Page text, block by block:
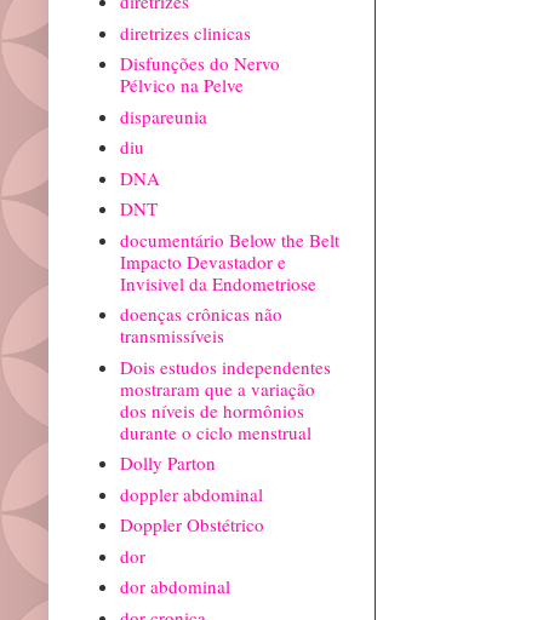
diretrizes clinicas
Disfunções do Nervo
Pélvico na Pelve
dispareunia
diu
DNA
DNT
documentário Below the Belt
Impacto Devastador e
Invisivel da Endometriose
doenças crônicas não
transmissíveis
Dois estudos independentes
mostraram que a variação
dos níveis de hormônios
durante o ciclo menstrual
Dolly Parton
doppler abdominal
Doppler Obstétrico
dor
dor abdominal